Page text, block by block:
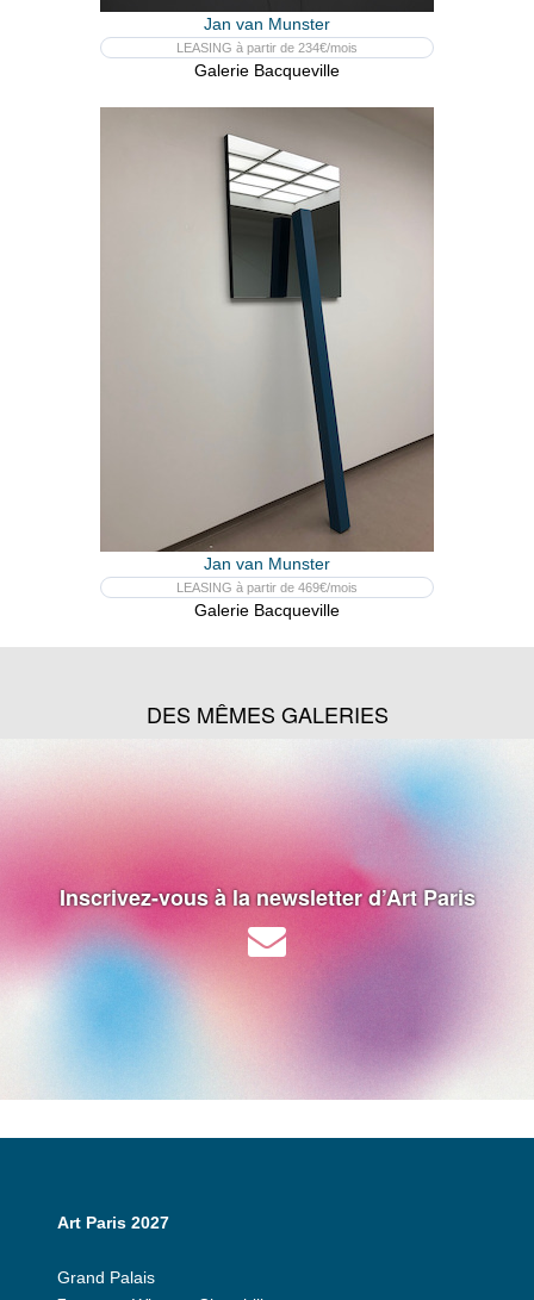
Jan van Munster
LEASING à partir de 234€/mois
Galerie Bacqueville
Jan van Munster
LEASING à partir de 469€/mois
Galerie Bacqueville
DES MÊMES GALERIES
Inscrivez-vous à la newsletter d’Art Paris
Art Paris 2027
Grand Palais